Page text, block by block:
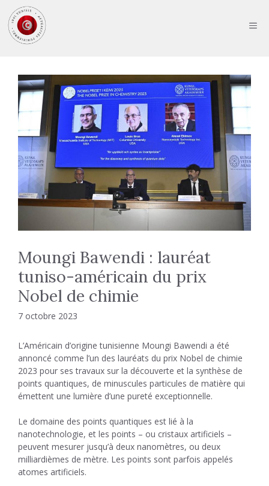
au
contenu
Moungi Bawendi : lauréat
tuniso-américain du prix
Nobel de chimie
7 octobre 2023
L’Américain d’origine tunisienne Moungi Bawendi a été
annoncé comme l’un des lauréats du prix Nobel de chimie
2023 pour ses travaux sur la découverte et la synthèse de
points quantiques, de minuscules particules de matière qui
émettent une lumière d’une pureté exceptionnelle.
Le domaine des points quantiques est lié à la
nanotechnologie, et les points – ou cristaux artificiels –
peuvent mesurer jusqu’à deux nanomètres, ou deux
milliardièmes de mètre. Les points sont parfois appelés
atomes artificiels.